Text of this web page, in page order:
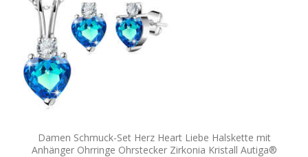
Damen Schmuck-Set Herz Heart Liebe Halskette mit
Anhänger Ohrringe Ohrstecker Zirkonia Kristall Autiga®